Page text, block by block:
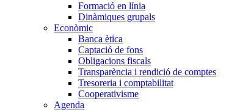
Formació en línia
Dinàmiques grupals
Econòmic
Banca ètica
Captació de fons
Obligacions fiscals
Transparència i rendició de comptes
Tresoreria i comptabilitat
Cooperativisme
Agenda